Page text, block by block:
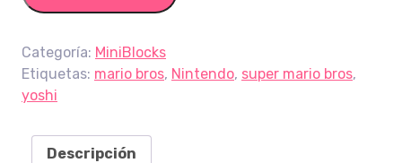
Categoría: MiniBlocks
Etiquetas: mario bros, Nintendo, super mario bros,
yoshi
Descripción